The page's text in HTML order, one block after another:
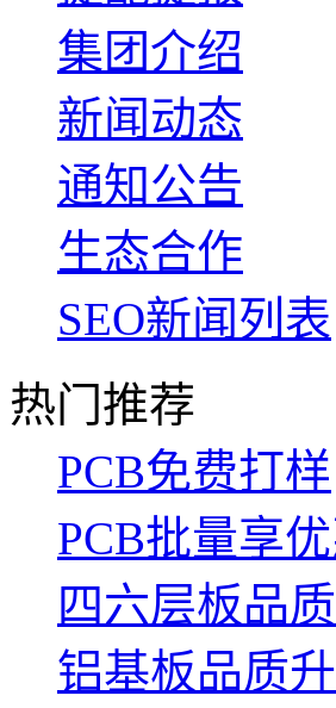
集团介绍
新闻动态
通知公告
生态合作
SEO新闻列表
热门推荐
PCB免费打样
PCB批量享
四六层板品
铝基板品质